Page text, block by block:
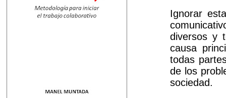
Ignorar
diversos y
causa
todas
de los
sociedad.